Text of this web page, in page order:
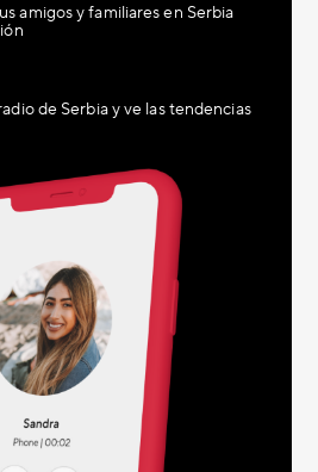
amigos y familiares en Serbia
de Serbia y ve las tendencias